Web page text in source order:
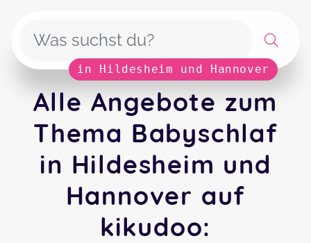
in Hildesheim und Hannover
Alle Angebote zum
Thema Babyschlaf
in Hildesheim und
Hannover auf
kikudoo: